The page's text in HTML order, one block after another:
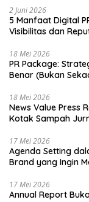
2 Juni 2026
5 Manfaat Digital
Visibilitas dan
18 Mei 2026
PR Package:
Benar (Bukan
18 Mei 2026
News Value Press
Kotak Sampah
17 Mei 2026
Agenda Setting
Brand yang Ingin
17 Mei 2026
Annual Report